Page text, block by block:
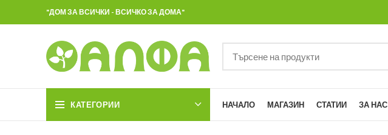
"ДОМ ЗА ВСИЧКИ - ВСИЧКО ЗА ДОМА"
КАТЕГОРИИ НАЧАЛО МАГАЗИН СТАТИИ ЗА НАС